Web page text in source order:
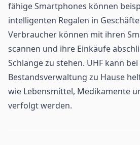
fähige Smartphones können
intelligenten Regalen in
Verbraucher können mit ihren
scannen und ihre Einkäufe
Schlange zu stehen. UHF kann
Bestandsverwaltung zu Hause
wie Lebensmittel, Medikamente
verfolgt werden.